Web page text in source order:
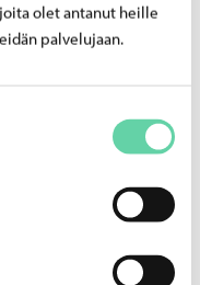
olet antanut heille
palvelujaan.